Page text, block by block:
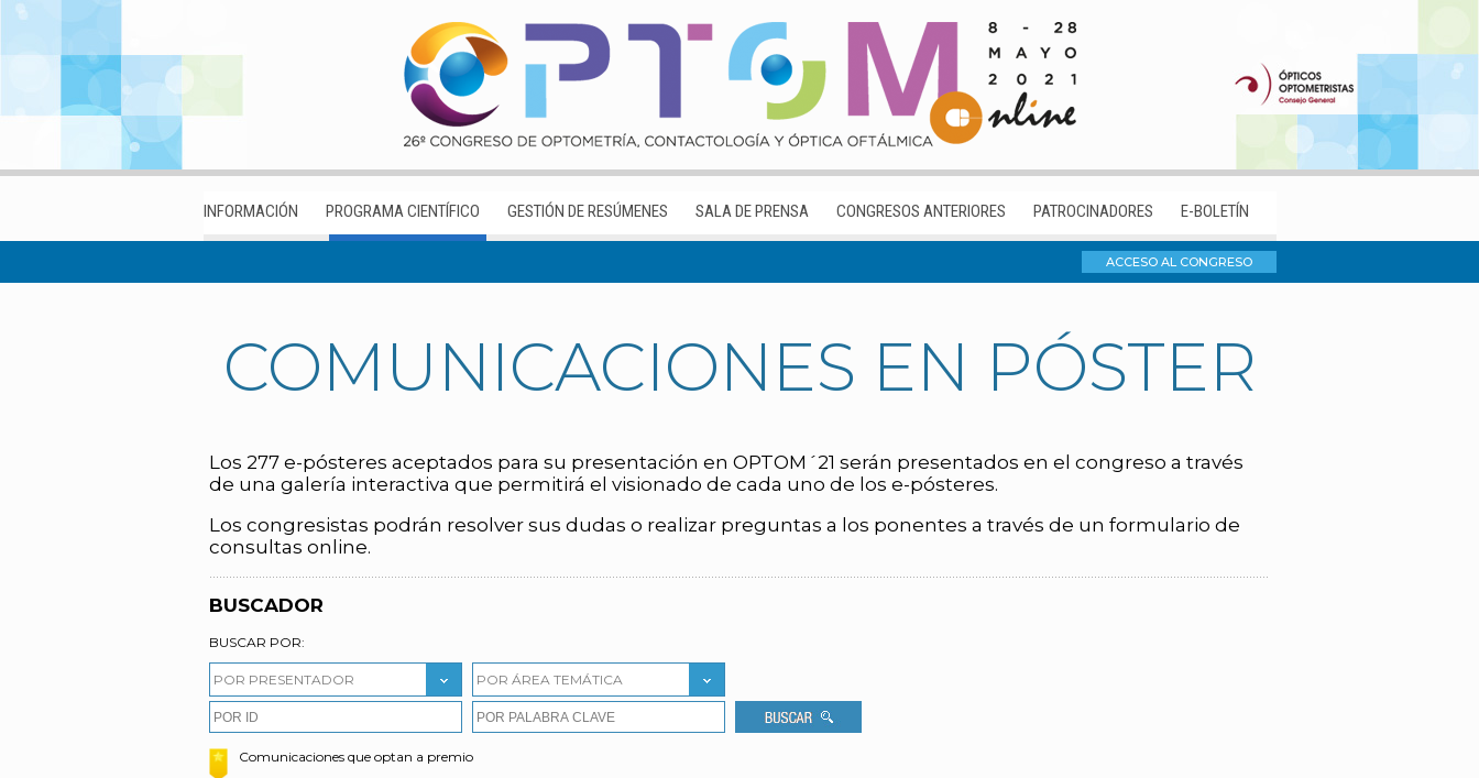
INFORMACIÓN PROGRAMA CIENTÍFICO GESTIÓN DE RESÚMENES SALA DE PRENSA CONGRESOS ANTERIORES PATROCINADORES E-BOLETÍN
ACCESO AL CONGRESO
COMUNICACIONES EN PÓSTER
Los 277 e-pósteres aceptados para su presentación en OPTOM´21 serán presentados en el congreso a través
de una galería interactiva que permitirá el visionado de cada uno de los e-pósteres.
Los congresistas podrán resolver sus dudas o realizar preguntas a los ponentes a través de un formulario de
consultas online.
BUSCADOR
BUSCAR POR:
POR PRESENTADOR POR ÁREA TEMÁTICA
Comunicaciones que optan a premio